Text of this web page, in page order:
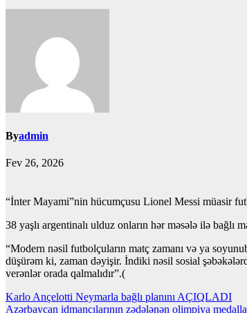
Byadmin
Fev 26, 2026
“İnter Mayami”nin hücumçusu Lionel Messi müasir
38 yaşlı argentinalı ulduz onların hər məsələ ilə bağlı
“Modern nəsil futbolçuların matç zamanı və ya
düşürəm ki, zaman dəyişir. İndiki nəsil sosial
verənlər orada qalmalıdır”.(
Yazı
Karlo Ançelotti Neymarla bağlı planını AÇIQLADI
Azərbaycan idmançılarının zədələnən olimpiya